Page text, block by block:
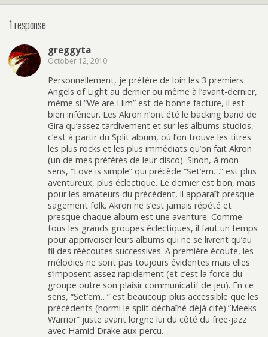
1 response
greggyta
October 12, 2010
Personnellement, je préfère de loin les 3 premiers
Angels of Light au dernier ou même à l’avant-dernier,
même si “We are Him” est de bonne facture, il est
bien inférieur. Les Akron n’ont été le backing band de
Gira qu’assez tardivement et sur les albums studios,
c’est à partir du Split album, où l’on trouve les titres
les plus rocks et les plus immédiats qu’on fait Akron
(un de mes préférés de leur disco). Sinon, à mon
sens, “Love is simple” qui précède “Set’em…” est plus
aventureux, plus éclectique. Le dernier est bon, mais
pour les amateurs du précédent, il apparaît presque
sagement folk. Akron ne s’est jamais répété et
presque chaque album est une aventure. Comme
tous les grands groupes éclectiques, il faut un temps
pour apprivoiser leurs albums qui ne se livrent qu’au
fil des réécoutes successives. A première écoute, les
mélodies ne sont pas toujours évidentes mais elles
s’imposent assez rapidement (et c’est la force du
groupe outre son plaisir communicatif de jeu). En ce
sens, “Set’em…” est beaucoup plus accessible que les
précédents (hormi le split déchaîné déjà cité).”Meeks
Warrior” juste avant lorgne lui du côté du free-jazz
avec Hamid Drake aux percu…